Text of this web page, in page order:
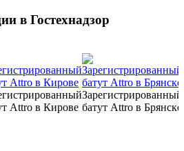
в Гостехнадзор
Attro в Кирове
Зарегистрированный
батут Attro в Брянске